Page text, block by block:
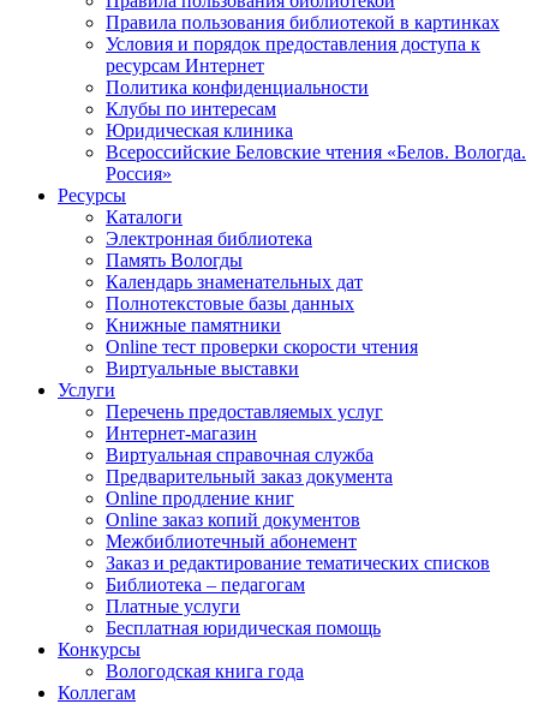
Правила пользования библиотекой в картинках
Условия и порядок предоставления доступа к
ресурсам Интернет
Политика конфиденциальности
Клубы по интересам
Юридическая клиника
Всероссийские Беловские чтения «Белов. Вологда.
Россия»
Ресурсы
Каталоги
Электронная библиотека
Память Вологды
Календарь знаменательных дат
Полнотекстовые базы данных
Книжные памятники
Online тест проверки скорости чтения
Виртуальные выставки
Услуги
Перечень предоставляемых услуг
Интернет-магазин
Виртуальная справочная служба
Предварительный заказ документа
Online продление книг
Online заказ копий документов
Межбиблиотечный абонемент
Заказ и редактирование тематических списков
Библиотека – педагогам
Платные услуги
Бесплатная юридическая помощь
Конкурсы
Вологодская книга года
Коллегам